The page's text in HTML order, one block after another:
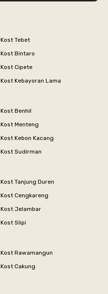
Kost Tebet
Kost Bintaro
Kost Cipete
Kost Kebayoran Lama
Kost Benhil
Kost Menteng
Kost Kebon Kacang
Kost Sudirman
Kost Tanjung Duren
Kost Cengkareng
Kost Jelambar
Kost Slipi
Kost Rawamangun
Kost Cakung